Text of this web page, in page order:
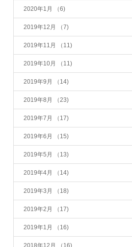
2020年1月 （6)
2019年12月 （7)
2019年11月 （11)
2019年10月 （11)
2019年9月 （14)
2019年8月 （23)
2019年7月 （17)
2019年6月 （15)
2019年5月 （13)
2019年4月 （14)
2019年3月 （18)
2019年2月 （17)
2019年1月 （16)
2018年12月 （16)